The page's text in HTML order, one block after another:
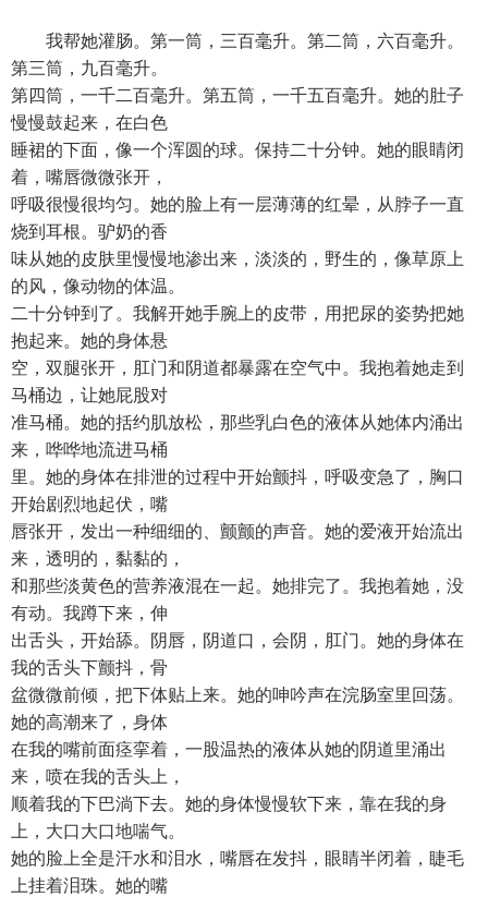
我帮她灌肠。第一筒，三百毫升。第二筒，六百毫升。
第三筒，九百毫升。
第四筒，一千二百毫升。第五筒，一千五百毫升。她的肚子
慢慢鼓起来，在白色
睡裙的下面，像一个浑圆的球。保持二十分钟。她的眼睛闭
着，嘴唇微微张开，
呼吸很慢很均匀。她的脸上有一层薄薄的红晕，从脖子一直
烧到耳根。驴奶的香
味从她的皮肤里慢慢地渗出来，淡淡的，野生的，像草原上
的风，像动物的体温。
二十分钟到了。我解开她手腕上的皮带，用把尿的姿势把她
抱起来。她的身体悬
空，双腿张开，肛门和阴道都暴露在空气中。我抱着她走到
马桶边，让她屁股对
准马桶。她的括约肌放松，那些乳白色的液体从她体内涌出
来，哗哗地流进马桶
里。她的身体在排泄的过程中开始颤抖，呼吸变急了，胸口
开始剧烈地起伏，嘴
唇张开，发出一种细细的、颤颤的声音。她的爱液开始流出
来，透明的，黏黏的，
和那些淡黄色的营养液混在一起。她排完了。我抱着她，没
有动。我蹲下来，伸
出舌头，开始舔。阴唇，阴道口，会阴，肛门。她的身体在
我的舌头下颤抖，骨
盆微微前倾，把下体贴上来。她的呻吟声在浣肠室里回荡。
她的高潮来了，身体
在我的嘴前面痉挛着，一股温热的液体从她的阴道里涌出
来，喷在我的舌头上，
顺着我的下巴淌下去。她的身体慢慢软下来，靠在我的身
上，大口大口地喘气。
她的脸上全是汗水和泪水，嘴唇在发抖，眼睛半闭着，睫毛
上挂着泪珠。她的嘴